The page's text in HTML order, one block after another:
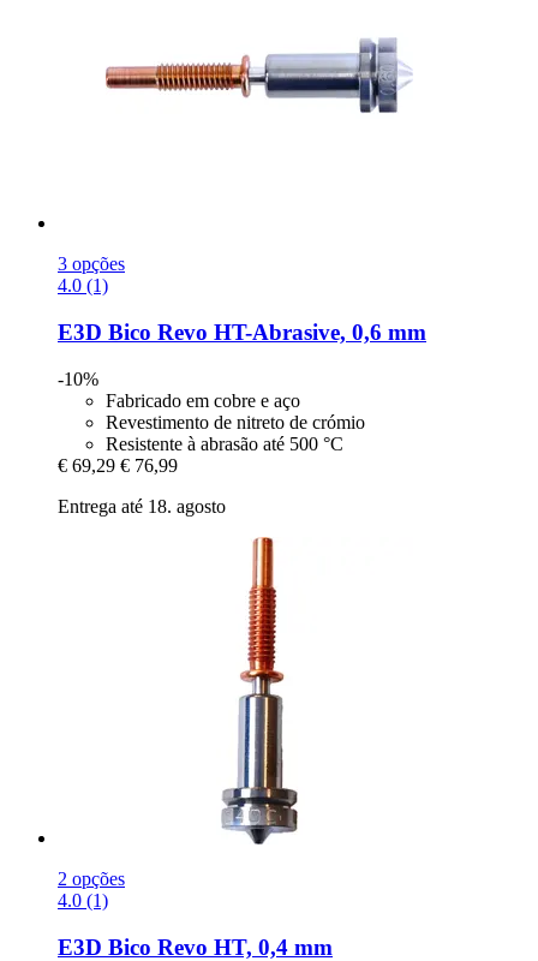
3 opções
4.0 (1)
E3D Bico Revo HT-​Abrasive, 0,6 mm
-10%
Fabricado em cobre e aço
Revestimento de nitreto de crómio
Resistente à abrasão até 500 °C
€ 69,29 € 76,99
Entrega até 18. agosto
2 opções
4.0 (1)
E3D Bico Revo HT, 0,4 mm